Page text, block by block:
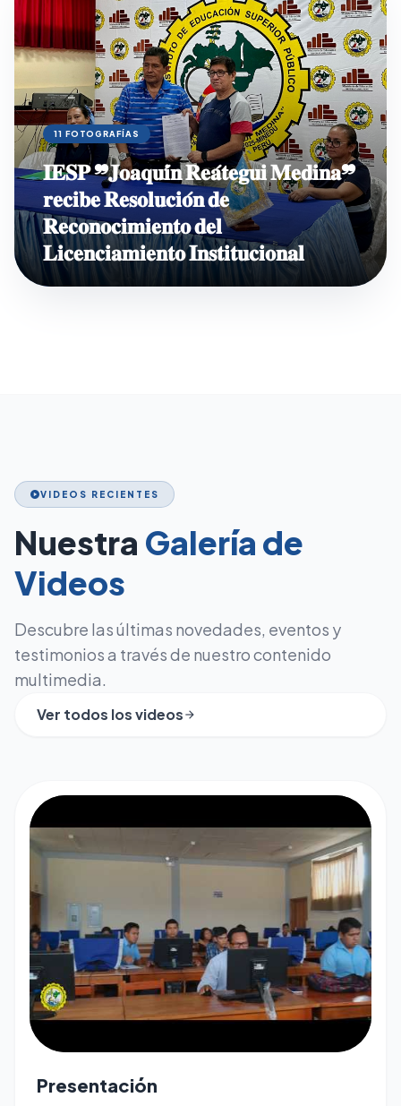
11 FOTOGRAFÍAS
𝐈𝐄𝐒𝐏 ❞𝐉𝐨𝐚𝐪𝐮𝐢́𝐧 𝐑𝐞𝐚́𝐭𝐞𝐠𝐮𝐢 𝐌𝐞𝐝𝐢𝐧𝐚❞
𝐫𝐞𝐜𝐢𝐛𝐞 𝐑𝐞𝐬𝐨𝐥𝐮𝐜𝐢𝐨́𝐧 𝐝𝐞
𝐑𝐞𝐜𝐨𝐧𝐨𝐜𝐢𝐦𝐢𝐞𝐧𝐭𝐨 𝐝𝐞𝐥
𝐋𝐢𝐜𝐞𝐧𝐜𝐢𝐚𝐦𝐢𝐞𝐧𝐭𝐨 𝐈𝐧𝐬𝐭𝐢𝐭𝐮𝐜𝐢𝐨𝐧𝐚𝐥
play_circleVIDEOS RECIENTES
Nuestra Galería de
Videos
Descubre las últimas novedades, eventos y
testimonios a través de nuestro contenido
multimedia.
Ver todos los videos arrow_forward
play_arrow
Presentación